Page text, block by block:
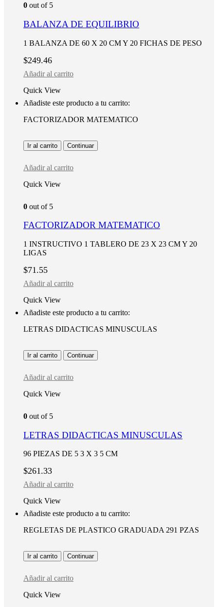
0 out of 5
BALANZA DE EQUILIBRIO
1 BALANZA DE 60 X 20 CM Y 20 FICHAS DE PESO
$249.46
Añadir al carrito
Quick View
Añadiste este producto a tu carrito:
FACTORIZADOR MATEMATICO
Ir al carrito Continuar
Añadir al carrito
Quick View
0 out of 5
FACTORIZADOR MATEMATICO
1 INSTRUCTIVO 1 TABLERO DE 23 X 23 CM Y 20
LIGAS
$71.55
Añadir al carrito
Quick View
Añadiste este producto a tu carrito:
LETRAS DIDACTICAS MINUSCULAS
Ir al carrito Continuar
Añadir al carrito
Quick View
0 out of 5
LETRAS DIDACTICAS MINUSCULAS
96 PIEZAS DE 5 3 X 3 5 CM
$261.33
Añadir al carrito
Quick View
Añadiste este producto a tu carrito:
REGLETAS DE PLASTICO GRADUADA 291 PZAS
Ir al carrito Continuar
Añadir al carrito
Quick View